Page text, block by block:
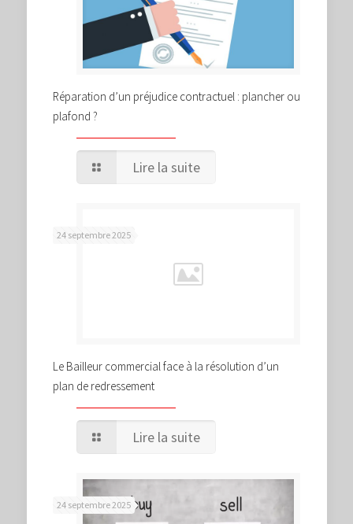
Réparation d’un préjudice contractuel : plancher ou
plafond ?
Lire la suite
24 septembre 2025
Le Bailleur commercial face à la résolution d’un
plan de redressement
Lire la suite
24 septembre 2025